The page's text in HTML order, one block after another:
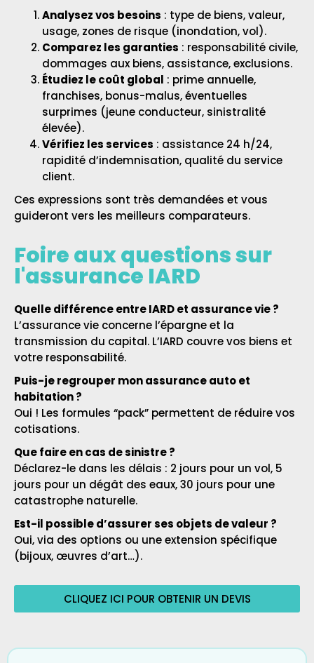
Analysez vos besoins : type de biens, valeur,
usage, zones de risque (inondation, vol).
Comparez les garanties : responsabilité civile,
dommages aux biens, assistance, exclusions.
Étudiez le coût global : prime annuelle,
franchises, bonus-malus, éventuelles
surprimes (jeune conducteur, sinistralité
élevée).
Vérifiez les services : assistance 24 h/24,
rapidité d’indemnisation, qualité du service
client.
Ces expressions sont très demandées et vous
guideront vers les meilleurs comparateurs.
Foire aux questions sur
l'assurance IARD
Quelle différence entre IARD et assurance vie ?
L’assurance vie concerne l’épargne et la
transmission du capital. L’IARD couvre vos biens et
votre responsabilité.
Puis-je regrouper mon assurance auto et
habitation ?
Oui ! Les formules “pack” permettent de réduire vos
cotisations.
Que faire en cas de sinistre ?
Déclarez-le dans les délais : 2 jours pour un vol, 5
jours pour un dégât des eaux, 30 jours pour une
catastrophe naturelle.
Est-il possible d’assurer ses objets de valeur ?
Oui, via des options ou une extension spécifique
(bijoux, œuvres d’art…).
CLIQUEZ ICI POUR OBTENIR UN DEVIS